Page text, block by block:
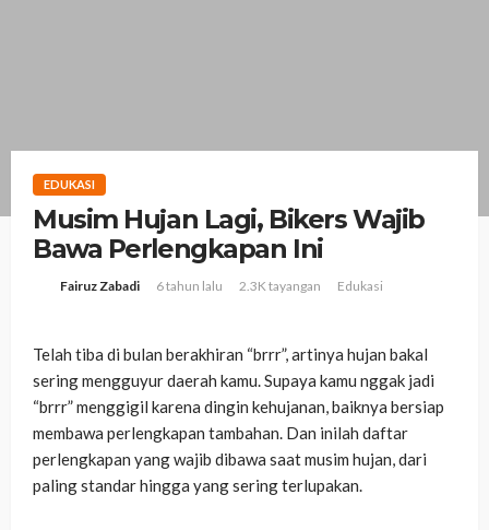
EDUKASI
Musim Hujan Lagi, Bikers Wajib
Bawa Perlengkapan Ini
Fairuz Zabadi 6 tahun lalu 2.3K tayangan Edukasi
Telah tiba di bulan berakhiran “brrr”, artinya hujan bakal
sering mengguyur daerah kamu. Supaya kamu nggak jadi
“brrr” menggigil karena dingin kehujanan, baiknya bersiap
membawa perlengkapan tambahan. Dan inilah daftar
perlengkapan yang wajib dibawa saat musim hujan, dari
paling standar hingga yang sering terlupakan.